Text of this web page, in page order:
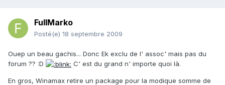
FullMarko
Posté(e) 18 septembre 2009
Ouep un beau gachis... Donc Ek exclu de l' assoc' mais pas du
forum ?? :D
C' est du grand n' importe quoi là.
En gros, Winamax retire un package pour la modique somme de